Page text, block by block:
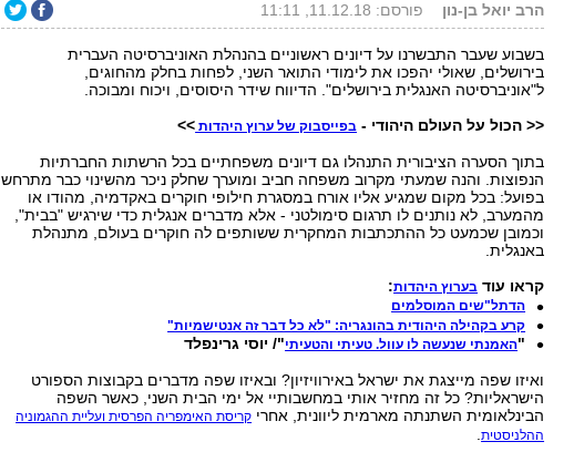
הרב יואל בן-נון פורסם: 11.12.18, 11:11
בשבוע שעבר התבשרנו על דיונים ראשוניים בהנהלת האוניברסיטה העברית
בירושלים, שאולי יהפכו את לימודי התואר השני, לפחות בחלק מהחוגים,
ל"אוניברסיטה האנגלית בירושלים". הדיווח שידר היסוסים, ויכוח ומבוכה.
<< הכול על העולם היהודי - בפייסבוק של ערוץ היהדות >>
בתוך הסערה הציבורית התנהלו גם דיונים משפחתיים בכל הרשתות החברתיות
הנפוצות. והנה שמעתי מקרוב משפחה חביב ומוערך שחלק ניכר מהשינוי כבר מתרחש
בפועל: בכל מקום שמגיע אליו אורח במסגרת חילופי חוקרים באקדמיה, מהודו או
מהמערב, לא נותנים לו תרגום סימולטני - אלא מדברים אנגלית כדי שירגיש "בבית",
וכמובן שכמעט כל ההתכתבות המחקרית ששותפים לה חוקרים בעולם, מתנהלת
באנגלית.
קראו עוד בערוץ היהדות:
הדתל"שים המוסלמים
קרע בקהילה היהודית בהונגריה: "לא כל דבר זה אנטישמיות"
"האמנתי שנעשה לו עוול. טעיתי והטעיתי"/ יוסי גרינפלד
ואיזו שפה מייצגת את ישראל באירוויזיון? ובאיזו שפה מדברים בקבוצות הספורט
הישראליות? כל זה מחזיר אותי במחשבותיי אל ימי הבית השני, כאשר השפה
הבינלאומית השתנתה מארמית ליוונית, אחרי קריסת האימפריה הפרסית ועליית ההגמוניה
ההלניסטית.